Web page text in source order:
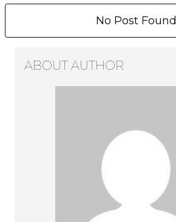
No Post Found
ABOUT AUTHOR